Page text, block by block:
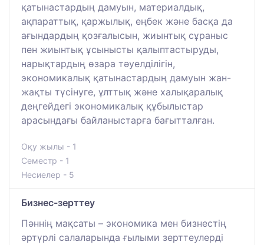
қатынастардың дамуын, материалдық,
ақпараттық, қаржылық, еңбек және басқа да
ағындардың қозғалысын, жиынтық сұраныс
пен жиынтық ұсынысты қалыптастыруды,
нарықтардың өзара тәуелділігін,
экономикалық қатынастардың дамуын жан-
жақты түсінуге, ұлттық және халықаралық
деңгейдегі экономикалық құбылыстар
арасындағы байланыстарға бағытталған.
Оқу жылы - 1
Семестр - 1
Несиелер - 5
Бизнес-зерттеу
Пәннің мақсаты – экономика мен бизнестің
әртүрлі салаларында ғылыми зерттеулерді